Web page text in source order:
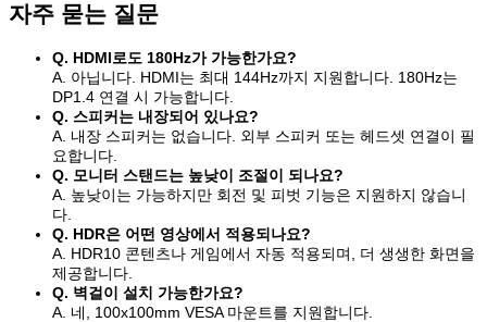
자주 묻는 질문
Q. HDMI로도 180Hz가 가능한가요?
A. 아닙니다. HDMI는 최대 144Hz까지 지원합니다. 180Hz는
DP1.4 연결 시 가능합니다.
Q. 스피커는 내장되어 있나요?
A. 내장 스피커는 없습니다. 외부 스피커 또는 헤드셋 연결이 필
요합니다.
Q. 모니터 스탠드는 높낮이 조절이 되나요?
A. 높낮이는 가능하지만 회전 및 피벗 기능은 지원하지 않습니
다.
Q. HDR은 어떤 영상에서 적용되나요?
A. HDR10 콘텐츠나 게임에서 자동 적용되며, 더 생생한 화면을
제공합니다.
Q. 벽걸이 설치 가능한가요?
A. 네, 100x100mm VESA 마운트를 지원합니다.